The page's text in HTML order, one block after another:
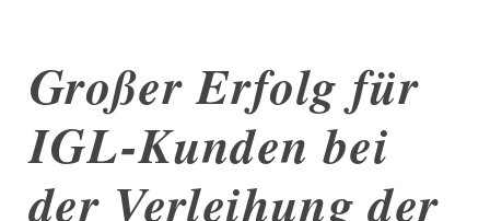
Großer Erfolg für
IGL-Kunden bei
der Verleihung der